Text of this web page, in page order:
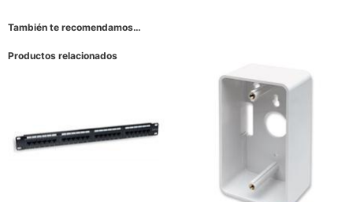
También te recomendamos…
Productos relacionados